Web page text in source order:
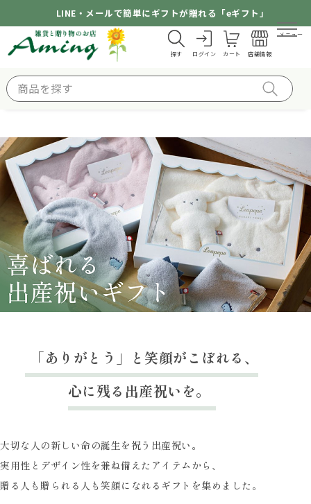
LINE・メールで簡単にギフトが贈れる「eギフト」
探す ログイン カート 店舗情報
メニュー
「ありがとう」と笑顔がこぼれる、
心に残る出産祝いを。
大切な人の新しい命の誕生を祝う出産祝い。
実用性とデザイン性を兼ね備えたアイテムから、
贈る人も贈られる人も笑顔になれるギフトを集めました。